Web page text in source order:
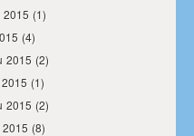
2015 (1)
(4)
2015 (2)
(1)
2015 (2)
(8)